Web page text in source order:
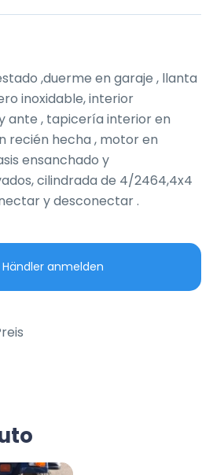
,duerme en garaje , llanta
inoxidable, interior
ante , tapicería interior en
recién hecha , motor en
ensanchado y
cilindrada de 4/2464,4x4
y desconectar .
anmelden